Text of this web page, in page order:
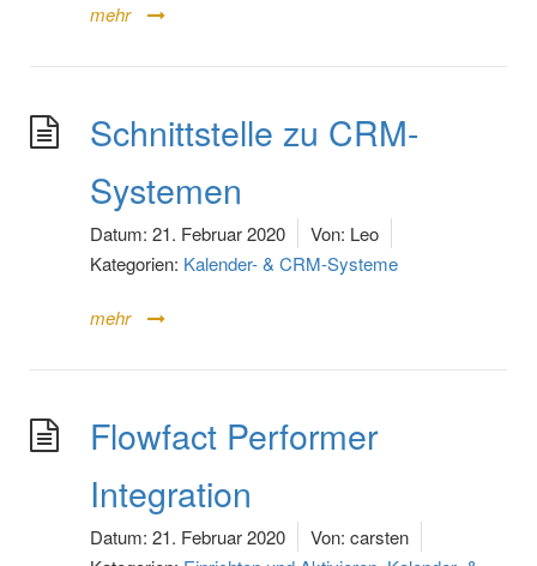
mehr
Schnittstelle zu CRM-
Systemen
Datum: 21. Februar 2020 Von: Leo
Kategorien: Kalender- & CRM-Systeme
mehr
Flowfact Performer
Integration
Datum: 21. Februar 2020 Von: carsten